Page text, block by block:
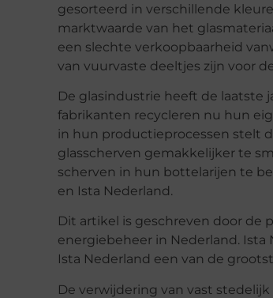
gesorteerd in verschillende
marktwaarde van het
een slechte verkoopbaarheid
van vuurvaste deeltjes zijn voor
De glasindustrie heeft de laatste
fabrikanten recycleren nu hun
in hun productieprocessen stelt
glasscherven gemakkelijker te
scherven in hun bottelarijen te
en Ista Nederland.
Dit artikel is geschreven door de
energiebeheer in Nederland. Ista
Ista Nederland een van de
De verwijdering van vast